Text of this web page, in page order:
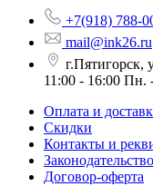
+7(918) 788-
mail@ink26.ru
г.Пятигорск,
11:00 - 16:00 Пн.
Оплата и
Скидки
Контакты и
Законодательство
Договор-оферта